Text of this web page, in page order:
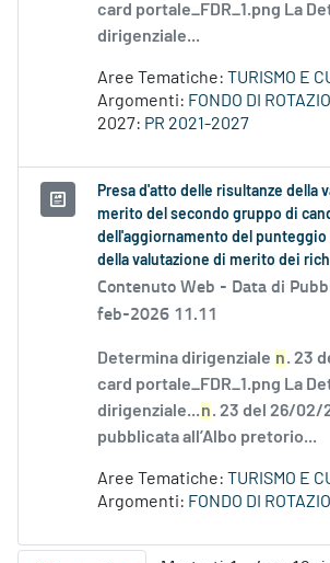
card portale_FDR_1.png La
dirigenziale...
Aree Tematiche: TURISMO E
Argomenti: FONDO DI
2027: PR 2021-2027
Presa d'atto delle risultanze della
merito del secondo gruppo di
dell'aggiornamento del punteggio
della valutazione di merito dei
Contenuto Web - Data di
feb-2026 11.11
Determina dirigenziale n. 23
card portale_FDR_1.png La
dirigenziale...n. 23 del 26/02/
pubblicata all’Albo pretorio...
Aree Tematiche: TURISMO E
Argomenti: FONDO DI